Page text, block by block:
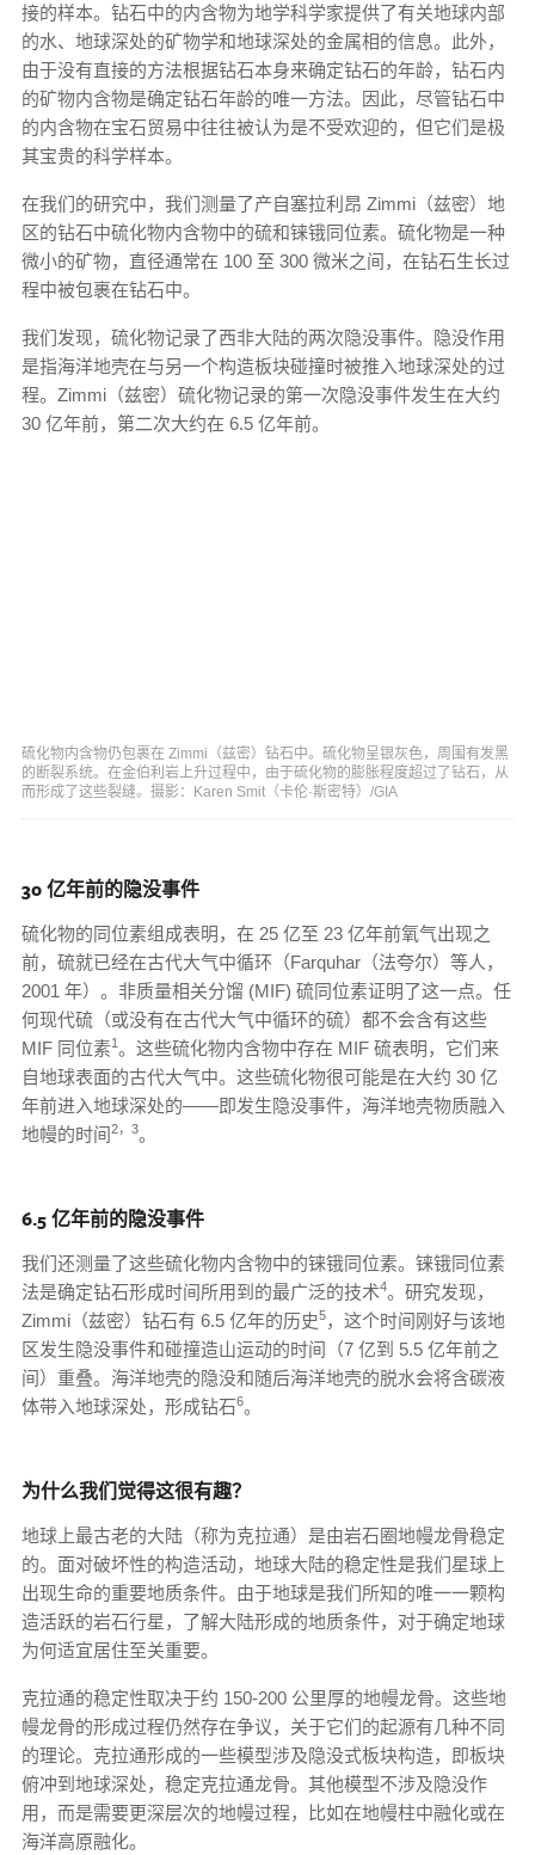
接的样本。钻石中的内含物为地学科学家提供了有关地球内部
的水、地球深处的矿物学和地球深处的金属相的信息。此外，
由于没有直接的方法根据钻石本身来确定钻石的年龄，钻石内
的矿物内含物是确定钻石年龄的唯一方法。因此，尽管钻石中
的内含物在宝石贸易中往往被认为是不受欢迎的，但它们是极
其宝贵的科学样本。
在我们的研究中，我们测量了产自塞拉利昂 Zimmi（兹密）地
区的钻石中硫化物内含物中的硫和铼锇同位素。硫化物是一种
微小的矿物，直径通常在 100 至 300 微米之间，在钻石生长过
程中被包裹在钻石中。
我们发现，硫化物记录了西非大陆的两次隐没事件。隐没作用
是指海洋地壳在与另一个构造板块碰撞时被推入地球深处的过
程。Zimmi（兹密）硫化物记录的第一次隐没事件发生在大约
30 亿年前，第二次大约在 6.5 亿年前。
硫化物内含物仍包裹在 Zimmi（兹密）钻石中。硫化物呈银灰色，周围有发黑
的断裂系统。在金伯利岩上升过程中，由于硫化物的膨胀程度超过了钻石，从
而形成了这些裂缝。摄影：Karen Smit（卡伦·斯密特）/GIA
30 亿年前的隐没事件
硫化物的同位素组成表明，在 25 亿至 23 亿年前氧气出现之
前，硫就已经在古代大气中循环（Farquhar（法夸尔）等人，
2001 年）。非质量相关分馏 (MIF) 硫同位素证明了这一点。任
何现代硫（或没有在古代大气中循环的硫）都不会含有这些
MIF 同位素1。这些硫化物内含物中存在 MIF 硫表明，它们来
自地球表面的古代大气中。这些硫化物很可能是在大约 30 亿
年前进入地球深处的——即发生隐没事件，海洋地壳物质融入
地幔的时间2，3。
6.5 亿年前的隐没事件
我们还测量了这些硫化物内含物中的铼锇同位素。铼锇同位素
法是确定钻石形成时间所用到的最广泛的技术4。研究发现，
Zimmi（兹密）钻石有 6.5 亿年的历史5，这个时间刚好与该地
区发生隐没事件和碰撞造山运动的时间（7 亿到 5.5 亿年前之
间）重叠。海洋地壳的隐没和随后海洋地壳的脱水会将含碳液
体带入地球深处，形成钻石6。
为什么我们觉得这很有趣？
地球上最古老的大陆（称为克拉通）是由岩石圈地幔龙骨稳定
的。面对破坏性的构造活动，地球大陆的稳定性是我们星球上
出现生命的重要地质条件。由于地球是我们所知的唯一一颗构
造活跃的岩石行星，了解大陆形成的地质条件，对于确定地球
为何适宜居住至关重要。
克拉通的稳定性取决于约 150-200 公里厚的地幔龙骨。这些地
幔龙骨的形成过程仍然存在争议，关于它们的起源有几种不同
的理论。克拉通形成的一些模型涉及隐没式板块构造，即板块
俯冲到地球深处，稳定克拉通龙骨。其他模型不涉及隐没作
用，而是需要更深层次的地幔过程，比如在地幔柱中融化或在
海洋高原融化。